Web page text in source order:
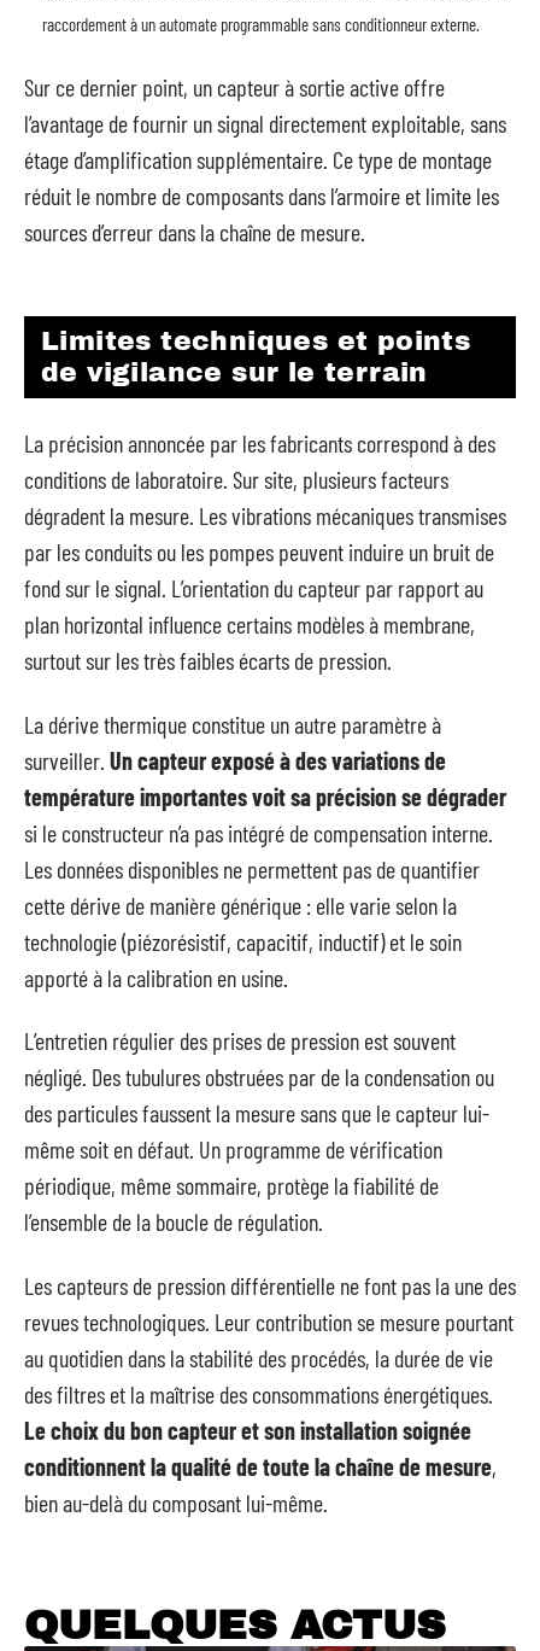
raccordement à un automate programmable sans conditionneur externe.
Sur ce dernier point, un capteur à sortie active offre
l’avantage de fournir un signal directement exploitable, sans
étage d’amplification supplémentaire. Ce type de montage
réduit le nombre de composants dans l’armoire et limite les
sources d’erreur dans la chaîne de mesure.
Limites techniques et points
de vigilance sur le terrain
La précision annoncée par les fabricants correspond à des
conditions de laboratoire. Sur site, plusieurs facteurs
dégradent la mesure. Les vibrations mécaniques transmises
par les conduits ou les pompes peuvent induire un bruit de
fond sur le signal. L’orientation du capteur par rapport au
plan horizontal influence certains modèles à membrane,
surtout sur les très faibles écarts de pression.
La dérive thermique constitue un autre paramètre à
surveiller. Un capteur exposé à des variations de
température importantes voit sa précision se dégrader
si le constructeur n’a pas intégré de compensation interne.
Les données disponibles ne permettent pas de quantifier
cette dérive de manière générique : elle varie selon la
technologie (piézorésistif, capacitif, inductif) et le soin
apporté à la calibration en usine.
L’entretien régulier des prises de pression est souvent
négligé. Des tubulures obstruées par de la condensation ou
des particules faussent la mesure sans que le capteur lui-
même soit en défaut. Un programme de vérification
périodique, même sommaire, protège la fiabilité de
l’ensemble de la boucle de régulation.
Les capteurs de pression différentielle ne font pas la une des
revues technologiques. Leur contribution se mesure pourtant
au quotidien dans la stabilité des procédés, la durée de vie
des filtres et la maîtrise des consommations énergétiques.
Le choix du bon capteur et son installation soignée
conditionnent la qualité de toute la chaîne de mesure,
bien au-delà du composant lui-même.
QUELQUES ACTUS